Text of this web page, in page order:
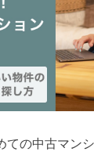
ての中古マン